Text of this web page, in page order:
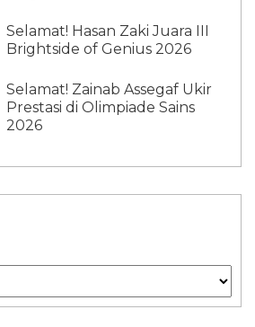
Selamat! Hasan Zaki Juara III
Brightside of Genius 2026
Selamat! Zainab Assegaf Ukir
Prestasi di Olimpiade Sains
2026